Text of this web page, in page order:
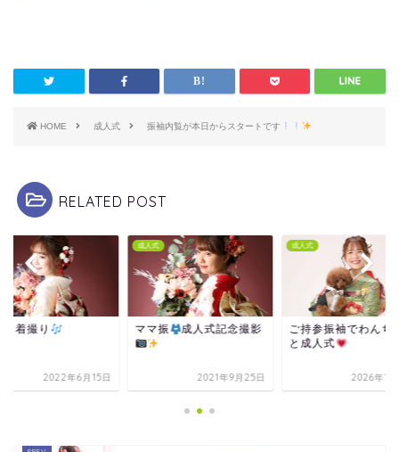
HOME 成人式 振袖内覧が本日からスタートです
RELATED POST
２着撮り
2022年6月15日
成人式
ママ振 成人式記念撮影
2021年9月25日
成人式
ご持参振袖でわんち
と成人式
2026年1